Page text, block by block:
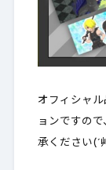
オフィシャ
ョンですの
承ください(´